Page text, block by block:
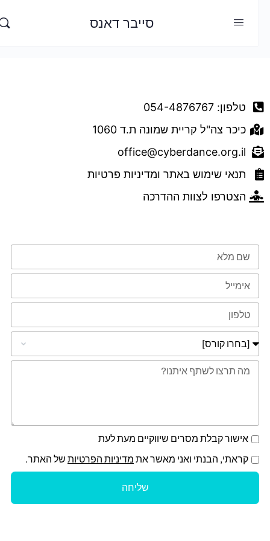
סייבר דאנס
טלפון: 054-4876767
כיכר צה"ל קריית שמונה ת.ד 1060
office@cyberdance.org.il
תנאי שימוש באתר ומדיניות פרטיות
הצטרפו לצוות ההדרכה
אישור קבלת מסרים שיווקיים מעת לעת
קראתי, הבנתי ואני מאשר אתמדיניות הפרטיותשל האתר.
שליחה